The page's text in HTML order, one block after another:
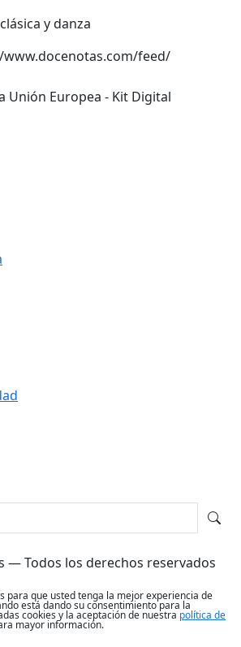
y danza
feed/
— Todos los derechos reservados
para que usted tenga la mejor experiencia de
está dando su consentimiento para la
cookies y la aceptación de nuestra política de
mayor información.